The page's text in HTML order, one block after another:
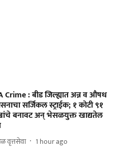
Crime : बीड जिल्ह्यात अन्न व औषध
सर्जिकल स्ट्राईक; १ कोटी ९१
बनावट अन् भेसळयुक्त खाद्यतेल
वृत्तसेवा 1 hour ago